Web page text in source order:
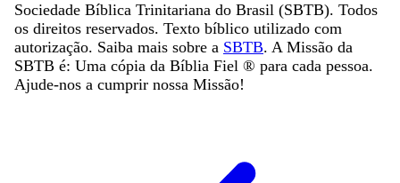
Sociedade Bíblica Trinitariana do Brasil (SBTB). Todos
os direitos reservados. Texto bíblico utilizado com
autorização. Saiba mais sobre a SBTB. A Missão da
SBTB é: Uma cópia da Bíblia Fiel ®️ para cada pessoa.
Ajude-nos a cumprir nossa Missão!